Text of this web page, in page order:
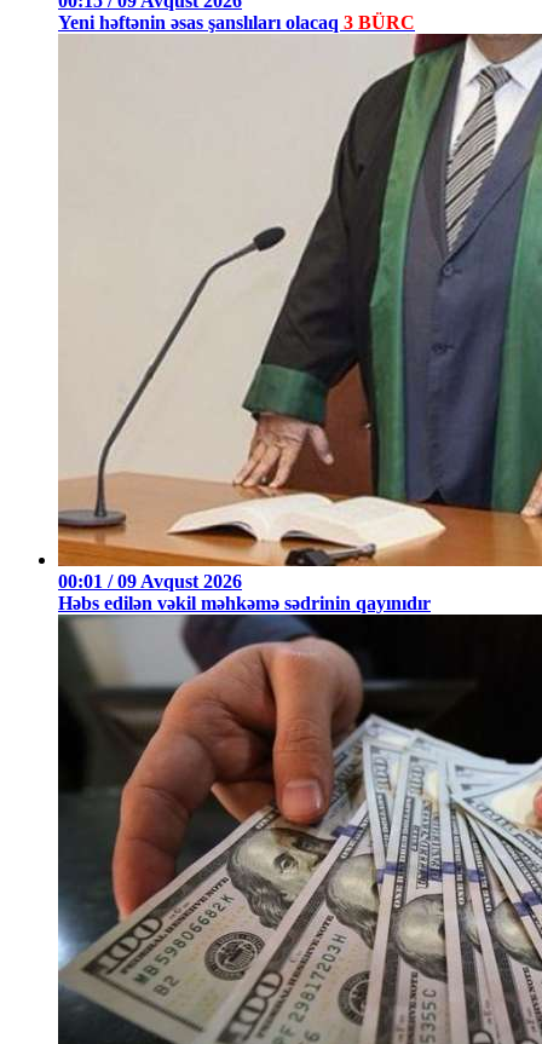
Yeni həftənin əsas şanslıları olacaq 3 BÜRC
00:01 / 09 Avqust 2026
Həbs edilən vəkil məhkəmə sədrinin qayınıdır